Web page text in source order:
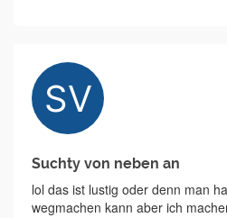
Suchty von neben an
lol das ist lustig oder denn man
wegmachen kann aber ich